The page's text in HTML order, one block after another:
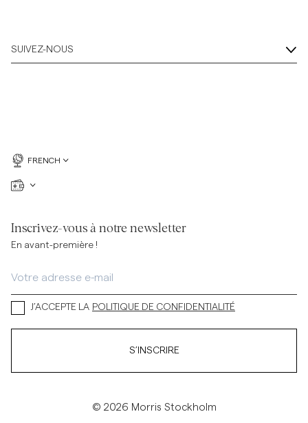
SUIVEZ-NOUS
FRENCH
Inscrivez-vous à notre newsletter
En avant-première !
J’ACCEPTE LA POLITIQUE DE CONFIDENTIALITÉ
S’INSCRIRE
© 2026 Morris Stockholm